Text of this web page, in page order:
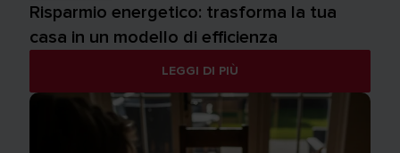
Risparmio energetico: trasforma la tua
casa in un modello di efficienza
LEGGI DI PIÙ